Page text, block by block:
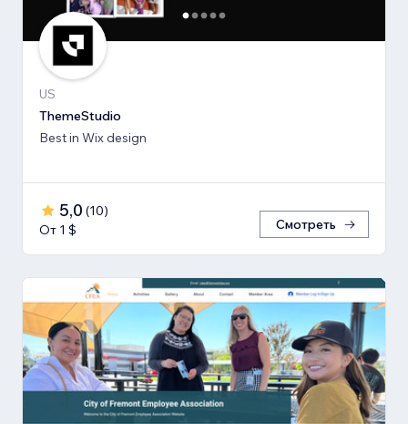
US
ThemeStudio
Best in Wix design
5,0 (10)
От 1 $
Смотреть